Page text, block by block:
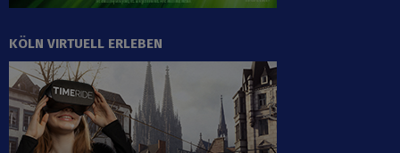
KÖLN VIRTUELL ERLEBEN